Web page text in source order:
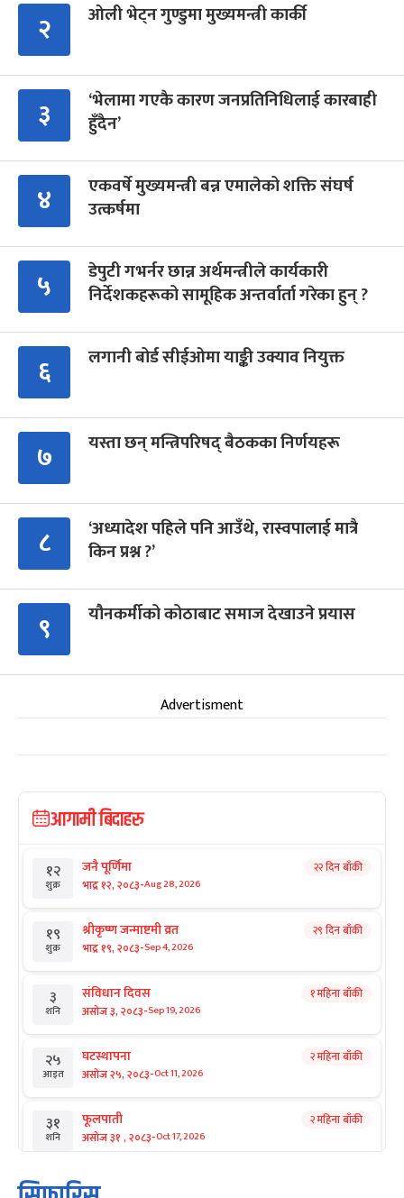
२ ओली भेट्न गुण्डुमा मुख्यमन्त्री कार्की
३
‘भेलामा गएकै कारण जनप्रतिनिधिलाई कारबाही
हुँदैन’
४
एकवर्षे मुख्यमन्त्री बन्न एमालेको शक्ति संघर्ष
उत्कर्षमा
५
डेपुटी गभर्नर छान्न अर्थमन्त्रीले कार्यकारी
निर्देशकहरूको सामूहिक अन्तर्वार्ता गरेका हुन् ?
६ लगानी बोर्ड सीईओमा याङ्की उक्याव नियुक्त
७ यस्ता छन् मन्त्रिपरिषद् बैठकका निर्णयहरू
८
‘अध्यादेश पहिले पनि आउँथे, रास्वपालाई मात्रै
किन प्रश्न ?’
९ यौनकर्मीको कोठाबाट समाज देखाउने प्रयास
Advertisment
आगामी बिदाहरु
१२
शुक्र
जनै पूर्णिमा
भाद्र १२, २०८३-Aug 28, 2026
२२ दिन बाँकी
१९
शुक्र
श्रीकृष्ण जन्माष्टमी व्रत
भाद्र १९, २०८३-Sep 4, 2026
२९ दिन बाँकी
३
शनि
संविधान दिवस
असोज ३, २०८३-Sep 19, 2026
१ महिना बाँकी
२५
आइत
घटस्थापना
असोज २५, २०८३-Oct 11, 2026
२ महिना बाँकी
३१
शनि
फूलपाती
असोज ३१ , २०८३-Oct 17, 2026
२ महिना बाँकी
१ कार्तिक सङ्क्रान्ति